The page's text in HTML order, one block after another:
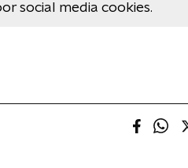
social media cookies.